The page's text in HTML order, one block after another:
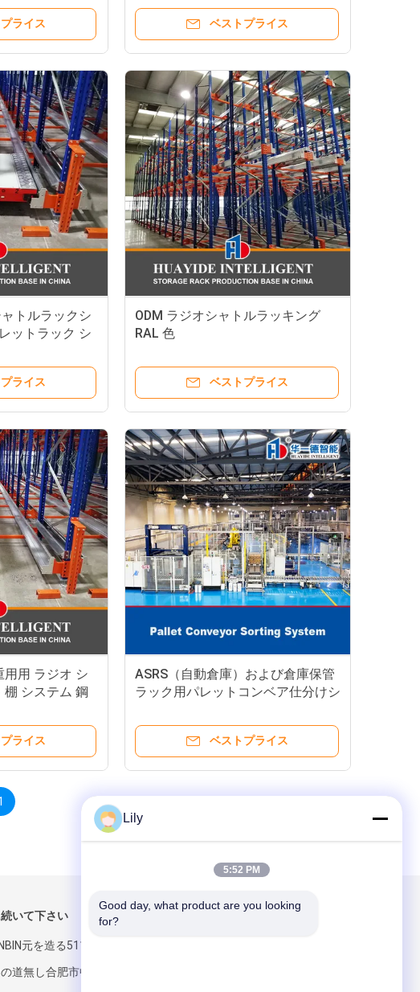
ライス ベストプライス
トルラックシ
ットラック シ
ライス
ODM ラジオシャトルラッキング
RAL 色
ベストプライス
用用 ラジオ シ
棚 システム 鋼
ライス
ASRS（自動倉庫）および倉庫保管
ラック用パレットコンベア仕分けシ
ベストプライス
いて下さい
元を造る5116ホイチョ
道無し合肥市中国
メールでお問い合わせ
Lily
5:52 PM
Good day, what product are you looking
for?